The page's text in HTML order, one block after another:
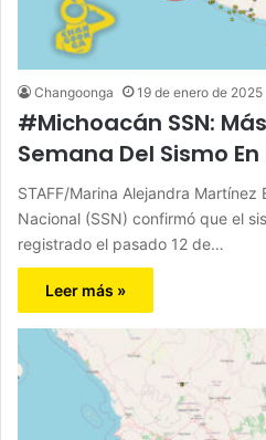
Changoonga 19 de enero de 2025
#Michoacán SSN:
Semana Del Sismo
STAFF/Marina Alejandra Martínez
Nacional (SSN) confirmó que el
registrado el pasado 12 de…
Leer más »